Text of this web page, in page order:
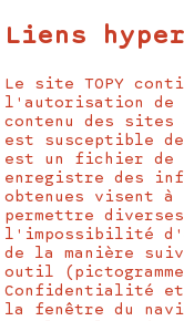
Liens
Le site TOPY
l'autorisation de
contenu des sites
est susceptible
est un fichier
enregistre des
obtenues visent
permettre
l'impossibilité
de la manière
outil
Confidentialité et
la fenêtre du